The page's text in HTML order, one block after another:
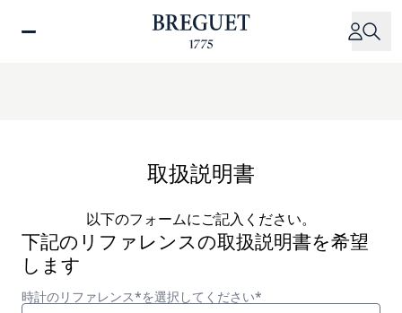
取扱説明書
以下のフォームにご記入ください。
下記のリファレンスの取扱説明書を希望
します
時計のリファレンス*を選択してください*